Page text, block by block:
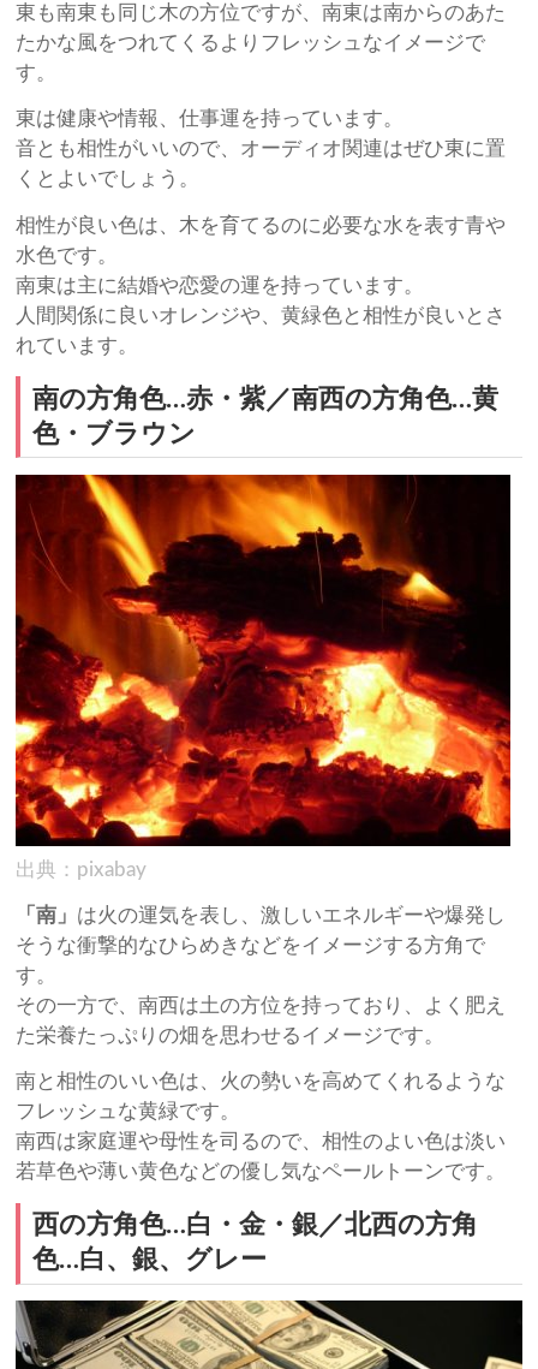
東も南東も同じ木の方位ですが、南東は南からのあた
たかな風をつれてくるよりフレッシュなイメージで
す。
東は健康や情報、仕事運を持っています。
音とも相性がいいので、オーディオ関連はぜひ東に置
くとよいでしょう。
相性が良い色は、木を育てるのに必要な水を表す青や
水色です。
南東は主に結婚や恋愛の運を持っています。
人間関係に良いオレンジや、黄緑色と相性が良いとさ
れています。
南の方角色…赤・紫／南西の方角色…黄
色・ブラウン
出典：pixabay
「南」 は火の運気を表し、激しいエネルギーや爆発し
そうな衝撃的なひらめきなどをイメージする方角で
す。
その一方で、南西は土の方位を持っており、よく肥え
た栄養たっぷりの畑を思わせるイメージです。
南と相性のいい色は、火の勢いを高めてくれるような
フレッシュな黄緑です。
南西は家庭運や母性を司るので、相性のよい色は淡い
若草色や薄い黄色などの優し気なペールトーンです。
西の方角色…白・金・銀／北西の方角
色…白、銀、グレー